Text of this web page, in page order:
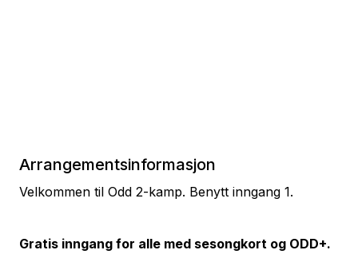
Arrangementsinformasjon
Velkommen til Odd 2-kamp. Benytt inngang 1.
Gratis inngang for alle med sesongkort og ODD+.